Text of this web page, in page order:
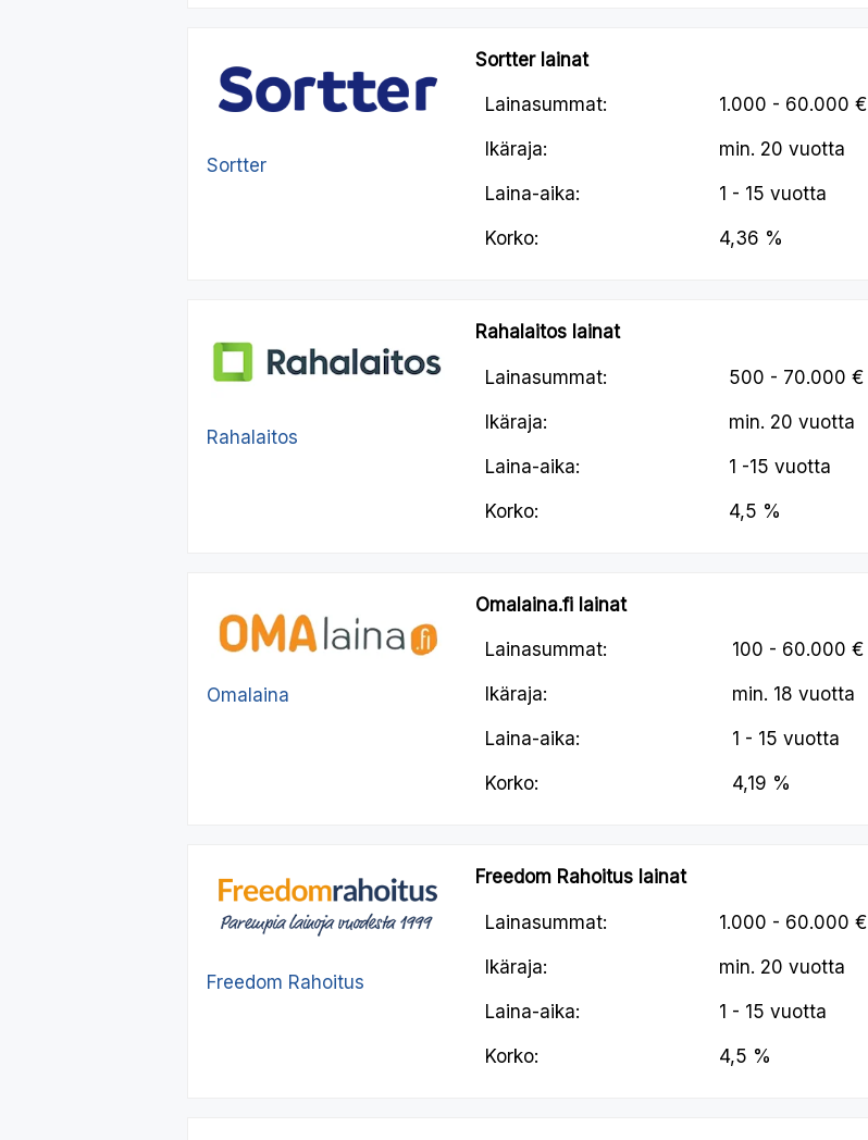
Sortter
Sortter lainat
Lainasummat: 1.000 - 60.000 €
Ikäraja: min. 20 vuotta
Laina-aika: 1 - 15 vuotta
Korko: 4,36 %
Rahalaitos
Rahalaitos lainat
Lainasummat: 500 - 70.000 €
Ikäraja: min. 20 vuotta
Laina-aika: 1 -15 vuotta
Korko: 4,5 %
Omalaina
Omalaina.fi lainat
Lainasummat: 100 - 60.000 €
Ikäraja: min. 18 vuotta
Laina-aika: 1 - 15 vuotta
Korko: 4,19 %
Freedom Rahoitus
Freedom Rahoitus lainat
Lainasummat: 1.000 - 60.000 €
Ikäraja: min. 20 vuotta
Laina-aika: 1 - 15 vuotta
Korko: 4,5 %